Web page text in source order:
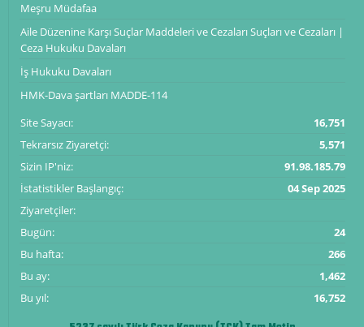
Meşru Müdafaa
Aile Düzenine Karşı Suçlar Maddeleri ve Cezaları Suçları ve Cezaları |
Ceza Hukuku Davaları
İş Hukuku Davaları
HMK-Dava şartları MADDE-114
Site Sayacı:
16,751
Tekrarsız Ziyaretçi:
5,571
Sizin IP'niz:
91.98.185.79
İstatistikler Başlangıç:
04 Sep 2025
Ziyaretçiler:
Bugün:
24
Bu hafta:
266
Bu ay:
1,462
Bu yıl:
16,752